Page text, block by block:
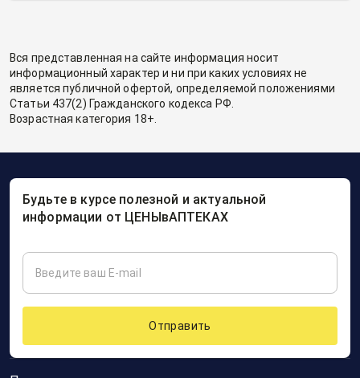
Вся представленная на сайте информация носит
информационный характер и ни при каких условиях не
является публичной офертой, определяемой положениями
Статьи 437(2) Гражданского кодекса РФ.
Возрастная категория 18+.
Будьте в курсе полезной и актуальной
информации от ЦЕНЫвАПТЕКАХ
Отправить